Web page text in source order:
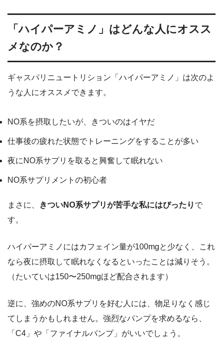
「ハイパーアミノ」はどんな人にオスス
メなのか？
ギャスパリニュートリション「ハイパーアミノ」は次のよ
うな人にオススメできます。
NO系を摂取したいが、きついのはイヤだ
仕事後の疲れた状態でトレーニングをすることが多い
夜にNO系サプリを取ると興奮して眠れない
NO系サプリメントの初心者
まさに、 きついNO系サプリが苦手な私にはぴったり で
す。
ハイパーアミノにはカフェイン量が100mgと少なく、これ
なら夜に摂取して眠れなくなるといったことは減りそう。
（たいていは150〜250mgほど配合されます）
逆に、強めのNO系サプリを好む人には、物足りなく感じ
てしまうかもしれません。強烈なパンプを求めるなら、
「C4」や「ファイナルパンプ」がいいでしょう。